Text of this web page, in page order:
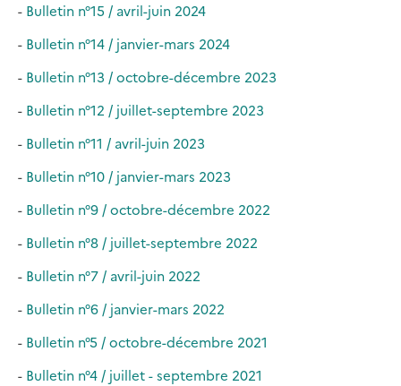
- Bulletin n°15 / avril-juin 2024
- Bulletin n°14 / janvier-mars 2024
- Bulletin n°13 / octobre-décembre 2023
- Bulletin n°12 / juillet-septembre 2023
- Bulletin n°11 / avril-juin 2023
- Bulletin n°10 / janvier-mars 2023
- Bulletin n°9 / octobre-décembre 2022
- Bulletin n°8 / juillet-septembre 2022
- Bulletin n°7 / avril-juin 2022
- Bulletin n°6 / janvier-mars 2022
- Bulletin n°5 / octobre-décembre 2021
- Bulletin n°4 / juillet - septembre 2021